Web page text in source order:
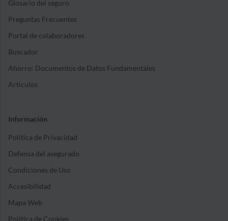
Glosario del seguro
Preguntas Frecuentes
Portal de colaboradores
Buscador
Ahorro: Documentos de Datos Fundamentales
Artículos
Información
Política de Privacidad
Defensa del asegurado
Condiciones de Uso
Accesibilidad
Mapa Web
Política de Cookies